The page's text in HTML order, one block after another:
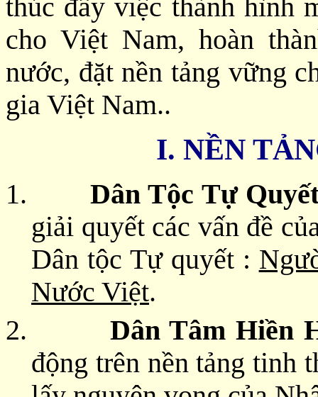
thúc đẩy việc thành hình
cho Việt Nam, hoàn
nước, đặt nền tảng vững
gia Việt Nam..
I. NỀN
1.
Dân Tộc Tự
giải quyết các vấn đề
Dân tộc Tự quyết :
Nước Việt.
2.
Dân Tâm Hiền
động trên nền tảng tinh